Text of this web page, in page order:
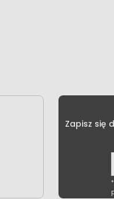
Zapisz się